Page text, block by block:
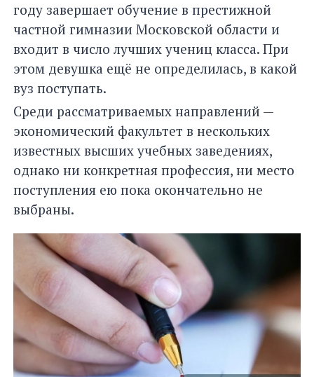
году завершает обучение в престижной
частной гимназии Московской области и
входит в число лучших учениц класса. При
этом девушка ещё не определилась, в какой
вуз поступать.
Среди рассматриваемых направлений —
экономический факультет в нескольких
известных высших учебных заведениях,
однако ни конкретная профессия, ни место
поступления ею пока окончательно не
выбраны.